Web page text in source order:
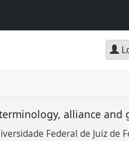
alliance and
Federal de Juiz de